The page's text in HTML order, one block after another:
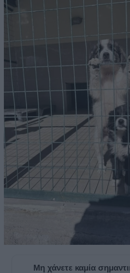
Μη χάνετε καμία